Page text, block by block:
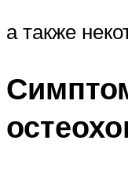
а также